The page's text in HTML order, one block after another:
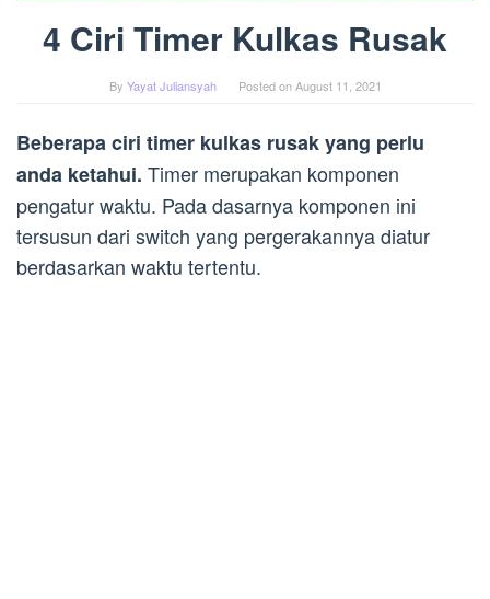
4 Ciri Timer Kulkas Rusak
By Yayat Juliansyah Posted onAugust 11, 2021
Beberapa ciri timer kulkas rusak yang perlu
anda ketahui. Timer merupakan komponen
pengatur waktu. Pada dasarnya komponen ini
tersusun dari switch yang pergerakannya diatur
berdasarkan waktu tertentu.